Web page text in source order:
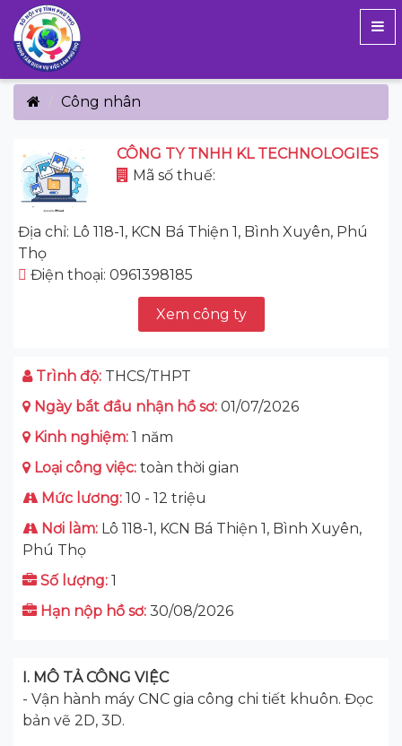
Công nhân
CÔNG TY TNHH KL TECHNOLOGIES
Mã số thuế:
Địa chỉ: Lô 118-1, KCN Bá Thiện 1, Bình Xuyên, Phú
Thọ
Điện thoại: 0961398185
Xem công ty
Trình độ: THCS/THPT
Ngày bắt đầu nhận hồ sơ: 01/07/2026
Kinh nghiệm: 1 năm
Loại công việc: toàn thời gian
Mức lương: 10 - 12 triệu
Nơi làm: Lô 118-1, KCN Bá Thiện 1, Bình Xuyên,
Phú Thọ
Số lượng: 1
Hạn nộp hồ sơ: 30/08/2026
I. MÔ TẢ CÔNG VIỆC
- Vận hành máy CNC gia công chi tiết khuôn. Đọc
bản vẽ 2D, 3D.